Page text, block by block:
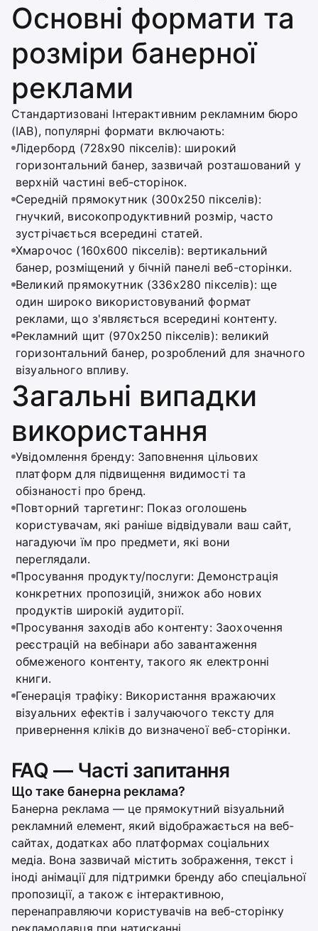
Основні формати та
розміри банерної
реклами
Стандартизовані Інтерактивним рекламним бюро
(IAB), популярні формати включають:
Лідерборд (728x90 пікселів): широкий
горизонтальний банер, зазвичай розташований у
верхній частині веб-сторінок.
Середній прямокутник (300x250 пікселів):
гнучкий, високопродуктивний розмір, часто
зустрічається всередині статей.
Хмарочос (160x600 пікселів): вертикальний
банер, розміщений у бічній панелі веб-сторінки.
Великий прямокутник (336x280 пікселів): ще
один широко використовуваний формат
реклами, що з'являється всередині контенту.
Рекламний щит (970x250 пікселів): великий
горизонтальний банер, розроблений для значного
візуального впливу.
Загальні випадки
використання
Увідомлення бренду: Заповнення цільових
платформ для підвищення видимості та
обізнаності про бренд.
Повторний таргетинг: Показ оголошень
користувачам, які раніше відвідували ваш сайт,
нагадуючи їм про предмети, які вони
переглядали.
Просування продукту/послуги: Демонстрація
конкретних пропозицій, знижок або нових
продуктів широкій аудиторії.
Просування заходів або контенту: Заохочення
реєстрацій на вебінари або завантаження
обмеженого контенту, такого як електронні
книги.
Генерація трафіку: Використання вражаючих
візуальних ефектів і залучаючого тексту для
привернення кліків до визначеної веб-сторінки.
FAQ — Часті запитання
Що таке банерна реклама?
Банерна реклама — це прямокутний візуальний
рекламний елемент, який відображається на веб-
сайтах, додатках або платформах соціальних
медіа. Вона зазвичай містить зображення, текст і
іноді анімації для підтримки бренду або спеціальної
пропозиції, а також є інтерактивною,
перенаправляючи користувачів на веб-сторінку
рекламодавця при натисканні.